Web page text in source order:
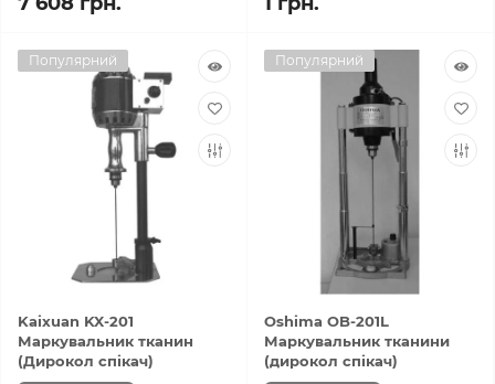
Популярний
Kaixuan KX-201
Маркувальник тканин
(Дирокол спікач)
Популярний
Oshima OB-201L
Маркувальник тканини
(дирокол спікач)